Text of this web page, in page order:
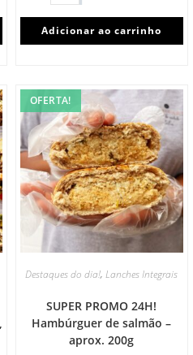
Adicionar ao carrinho
OFERTA!
Destaques do dia!, Lanches Integrais
SUPER PROMO 24H!
Hambúrguer de salmão –
aprox. 200g